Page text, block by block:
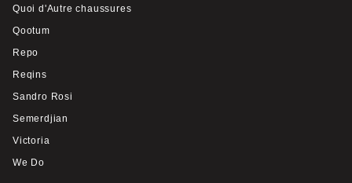
Quoi d'Autre chaussures
Qootum
Repo
Reqins
Sandro Rosi
Semerdjian
Victoria
We Do